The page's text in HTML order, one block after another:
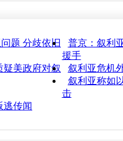
题 分歧依旧
普京：叙利
援手
疑美政府对叙
叙利亚危机
叙利亚称如
击
逃传闻